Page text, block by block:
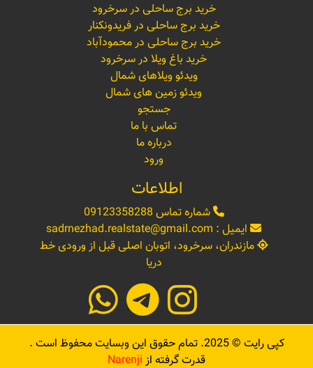
خرید برج ساحلی در سرخرود
خرید برج ساحلی در فریدونکنار
خرید برج ساحلی در محمودآباد
خرید باغ ویلا در سرخرود
ویدئو ویلاهای شمال
ویدئو زمین های شمال
جستجو
تماس با ما
درباره ما
ورود
اطلاعات
شماره تماس 09123358288
ایمیل : sadrnezhad.realstate@gmail.com
مازندران، سرخرود، اتوبان اصلی قبل از ورودی خط
دریا
کپی رایت ©2025. تمام حقوق این وبسایت محفوظ است .
قدرت گرفته از Narenji